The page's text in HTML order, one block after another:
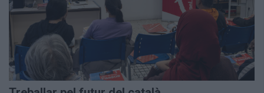
Aniversaris
Hemeroteca
Premis Oleguer Bisbal
Subscriu-te